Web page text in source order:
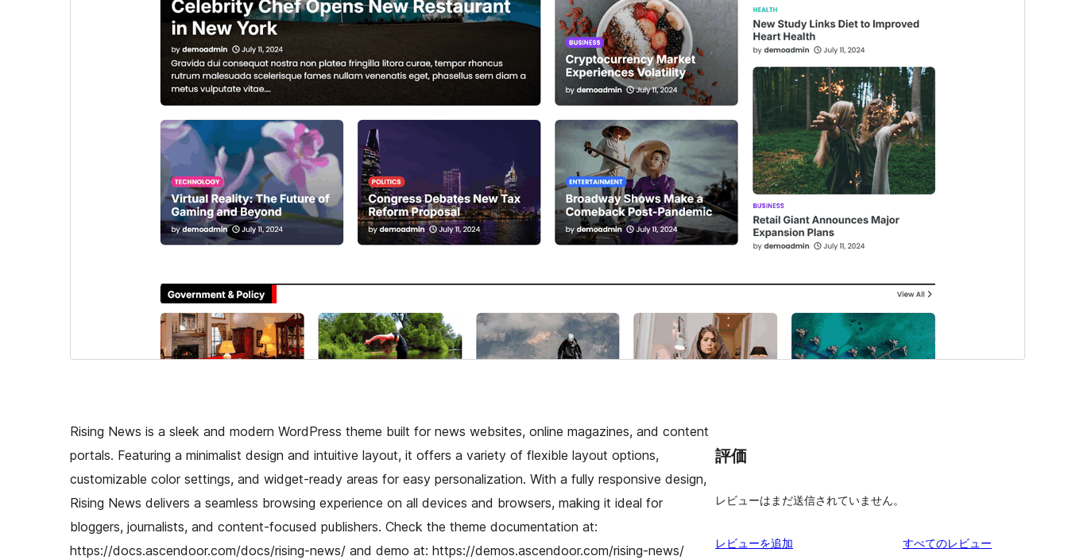
Rising News is a sleek and modern WordPress theme built for news websites, online magazines, and content
portals. Featuring a minimalist design and intuitive layout, it offers a variety of flexible layout options,
customizable color settings, and widget-ready areas for easy personalization. With a fully responsive design,
Rising News delivers a seamless browsing experience on all devices and browsers, making it ideal for
bloggers, journalists, and content-focused publishers. Check the theme documentation at:
https://docs.ascendoor.com/docs/rising-news/ and demo at: https://demos.ascendoor.com/rising-news/
評価
レビューはまだ送信されていません。
レビューを追加 すべてのレビュー